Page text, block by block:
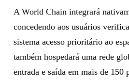
A World Chain integrará
concedendo aos usuários
sistema acesso prioritário ao
também hospedará uma rede
entrada e saída em mais de 150